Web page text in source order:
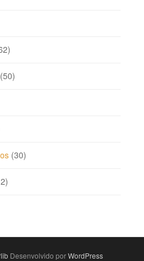
(50)
(30)
Desenvolvido porWordPress